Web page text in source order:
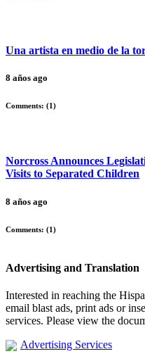
Una artista en medio de la
8 años ago
Comments: (1 )
Norcross Announces
Visits to Separated Children
8 años ago
Comments: (1)
Advertising and Translation
Interested in reaching the
email blast ads, print ads or
services. Please view the
Advertising Services